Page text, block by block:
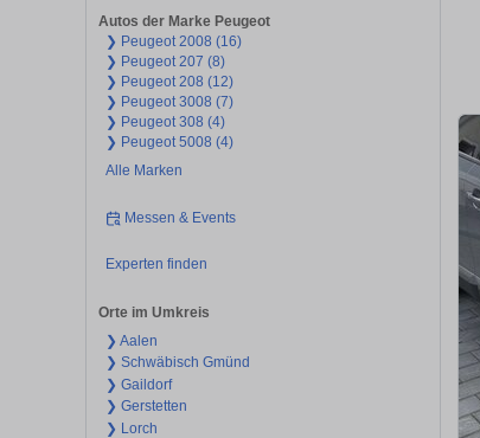
Autos der Marke Peugeot
❯ Peugeot 2008 (16)
❯ Peugeot 207 (8)
❯ Peugeot 208 (12)
❯ Peugeot 3008 (7)
❯ Peugeot 308 (4)
❯ Peugeot 5008 (4)
Alle Marken
Messen & Events
Experten finden
Orte im Umkreis
❯ Aalen
❯ Schwäbisch Gmünd
❯ Gaildorf
❯ Gerstetten
❯ Lorch